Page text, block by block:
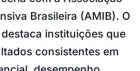
instituições que
consistentes em
desempenho
na utilização de